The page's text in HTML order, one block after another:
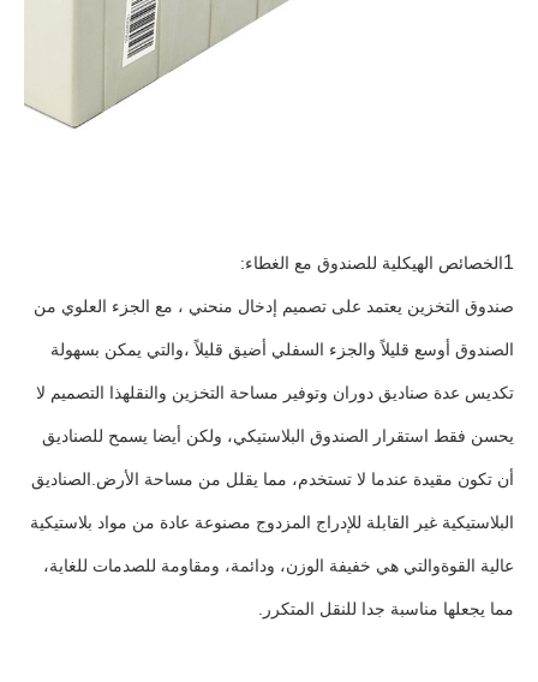
1الخصائص الهيكلية للصندوق مع الغطاء:
صندوق التخزين يعتمد على تصميم إدخال منحني ، مع الجزء العلوي من
الصندوق أوسع قليلاً والجزء السفلي أضيق قليلاً ،والتي يمكن بسهولة
تكديس عدة صناديق دوران وتوفير مساحة التخزين والنقلهذا التصميم لا
يحسن فقط استقرار الصندوق البلاستيكي، ولكن أيضا يسمح للصناديق
أن تكون مقيدة عندما لا تستخدم، مما يقلل من مساحة الأرض.الصناديق
البلاستيكية غير القابلة للإدراج المزدوج مصنوعة عادة من مواد بلاستيكية
عالية القوةوالتي هي خفيفة الوزن، ودائمة، ومقاومة للصدمات للغاية،
مما يجعلها مناسبة جدا للنقل المتكرر.